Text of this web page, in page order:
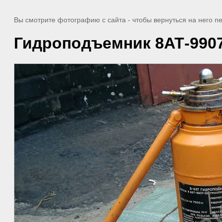
Вы смотрите фотографию с сайта - чтобы вернуться на него
Гидроподъемник 8АТ-